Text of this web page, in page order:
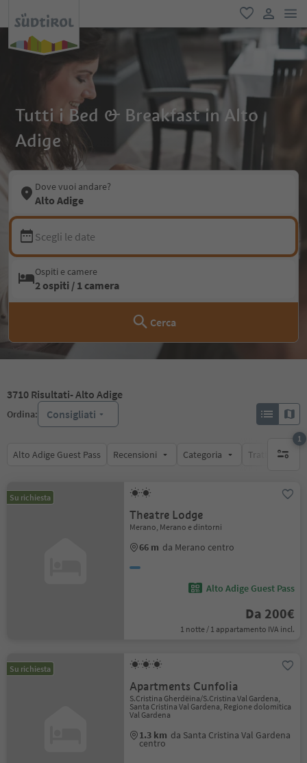
favoriti
user link
Tutti i Bed & Breakfast in Alto
Adige
Dove vuoi andare?
Alto Adige
Scegli le date
Ospiti e camere
2 ospiti / 1 camera
Cerca
3710 Risultati- Alto Adige
Ordina: Consigliati
Alto Adige Guest Pass Recensioni Categoria Trattamento
1
1 filtro
Su richiesta
Theatre Lodge
Merano, Merano e dintorni
66 m da Merano centro
Alto Adige Guest Pass
Da 200€
1 notte / 1 appartamento IVA incl.
Su richiesta
Apartments Cunfolia
S.Cristina Gherdëina/S.Cristina Val Gardena,
Santa Cristina Val Gardena, Regione dolomitica
Val Gardena
1.3 km da Santa Cristina Val Gardena
centro